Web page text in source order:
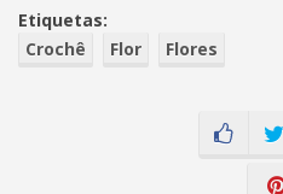
Etiquetas:
Crochê
Flor Flores